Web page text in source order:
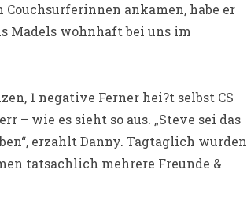
ankamen, habe er
Madels wohnhaft bei uns im
1 negative Ferner hei?t selbst CS
– wie es sieht so aus. „Steve sei das
erzahlt Danny. Tagtaglich wurden
tatsachlich mehrere Freunde &